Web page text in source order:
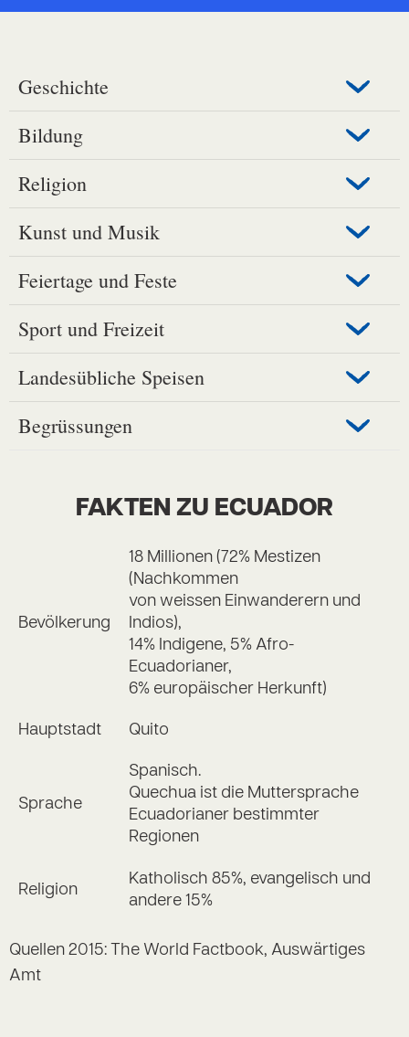
Geschichte
Bildung
Religion
Kunst und Musik
Feiertage und Feste
Sport und Freizeit
Landesübliche Speisen
Begrüssungen
FAKTEN ZU ECUADOR
Bevölkerung
18 Millionen (72% Mestizen
(Nachkommen
von weissen Einwanderern und
Indios),
14% Indigene, 5% Afro-
Ecuadorianer,
6% europäischer Herkunft)
Hauptstadt Quito
Sprache
Spanisch.
Quechua ist die Muttersprache
Ecuadorianer bestimmter
Regionen
Religion
Katholisch 85%, evangelisch und
andere 15%
Quellen 2015: The World Factbook, Auswärtiges
Amt